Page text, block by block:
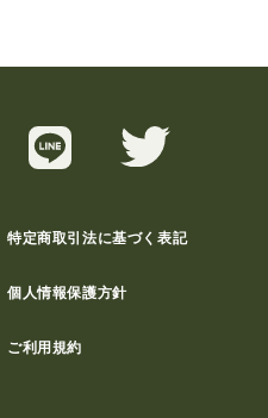
特定商取引法に基づく表記
個人情報保護方針
ご利用規約